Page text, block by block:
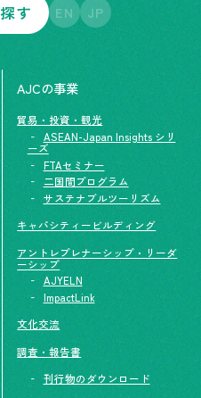
す EN JP
AJCの事業
貿易・投資・観光
ASEAN-Japan Insights シリ
ーズ
FTAセミナー
二国間プログラム
サステナブルツーリズム
キャパシティービルディング
アントレプレナーシップ・リーダ
ーシップ
AJYELN
ImpactLink
文化交流
調査・報告書
刊行物のダウンロード